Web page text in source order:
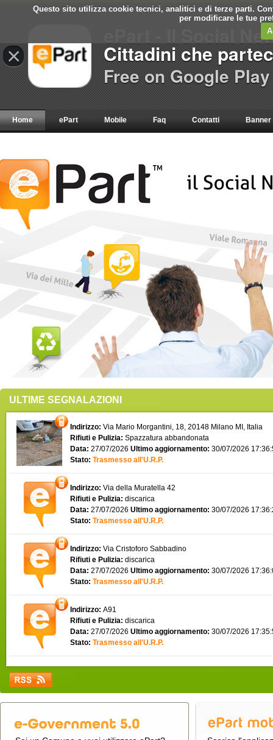
Questo sito utilizza cookie tecnici, analitici e di terze parti.
per modificare le tue
Home ePart Mobile Faq Contatti Banner
ULTIME SEGNALAZIONI
Indirizzo: Via Mario Morgantini, 18, 20148 Milano MI, Italia
Rifiuti e Pulizia: Spazzatura abbandonata
Data: 27/07/2026 Ultimo aggiornamento: 30/07/2026
Stato: Trasmesso all'U.R.P.
Indirizzo: Via della Muratella 42
Rifiuti e Pulizia: discarica
Data: 27/07/2026 Ultimo aggiornamento: 30/07/2026
Stato: Trasmesso all'U.R.P.
Indirizzo: Via Cristoforo Sabbadino
Rifiuti e Pulizia: discarica
Data: 27/07/2026 Ultimo aggiornamento: 30/07/2026
Stato: Trasmesso all'U.R.P.
Indirizzo: A91
Rifiuti e Pulizia: discarica
Data: 27/07/2026 Ultimo aggiornamento: 30/07/2026
Stato: Trasmesso all'U.R.P.
×
ePart - Il Social
Cittadini che
Free on Google Play